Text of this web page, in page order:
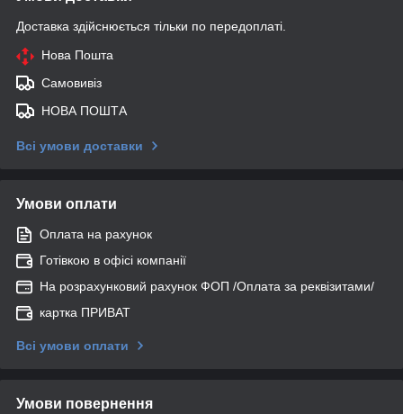
Доставка здійснюється тільки по передоплаті.
Нова Пошта
Самовивіз
НОВА ПОШТА
Всі умови доставки
Умови оплати
Оплата на рахунок
Готівкою в офісі компанії
На розрахунковий рахунок ФОП /Оплата за реквізитами/
картка ПРИВАТ
Всі умови оплати
Умови повернення